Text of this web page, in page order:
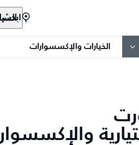
ابحث
الخيارات والإكسسوارات